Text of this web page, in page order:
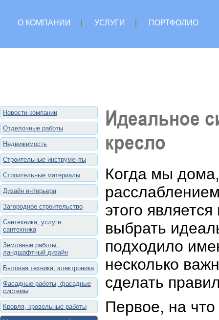
О КОМПАНИИ УСЛУГИ
ПОРТФОЛИО
Новости компании
Отделочные работы
Недвижимость
Строительные инструменты
Строительные материалы
Дизайн интерьера
Загородное строительство
Сантехника, услуги
сантехника
Земляные работы,
ландшафтный дизайн
Бытовая техника, электроника
Фасадные работы, фасадные
системы
Кровля, кровельные работы
Идеальное
кресло
Когда мы
этого
выбрать
подходило
несколько
сделать
Первое, на